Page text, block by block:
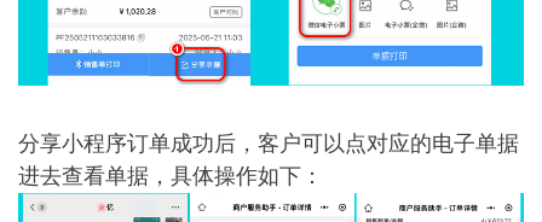
分享小程序订单成功后，客户可以点对应的电子单据
进去查看单据，具体操作如下：